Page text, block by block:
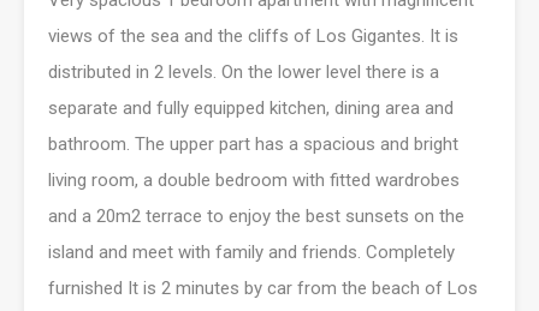
views of the sea and the cliffs of Los Gigantes. It is
distributed in 2 levels. On the lower level there is a
separate and fully equipped kitchen, dining area and
bathroom. The upper part has a spacious and bright
living room, a double bedroom with fitted wardrobes
and a 20m2 terrace to enjoy the best sunsets on the
island and meet with family and friends. Completely
furnished It is 2 minutes by car from the beach of Los